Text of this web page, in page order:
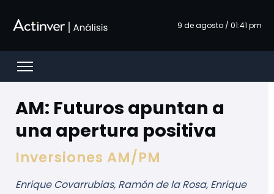
9 de agosto / 01:41 pm
Open menu
AM: Futuros apuntan a
una apertura positiva
Inversiones AM/PM
Enrique Covarrubias, Ramón de la Rosa, Enrique